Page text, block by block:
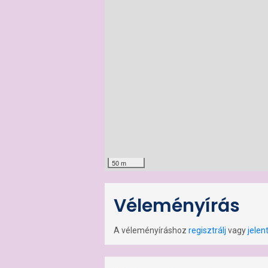
50 m
Véleményírás
A véleményíráshoz regisztrálj vagy